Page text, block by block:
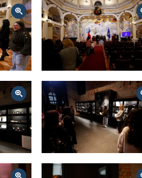
Zoom
Zoom
Zoom